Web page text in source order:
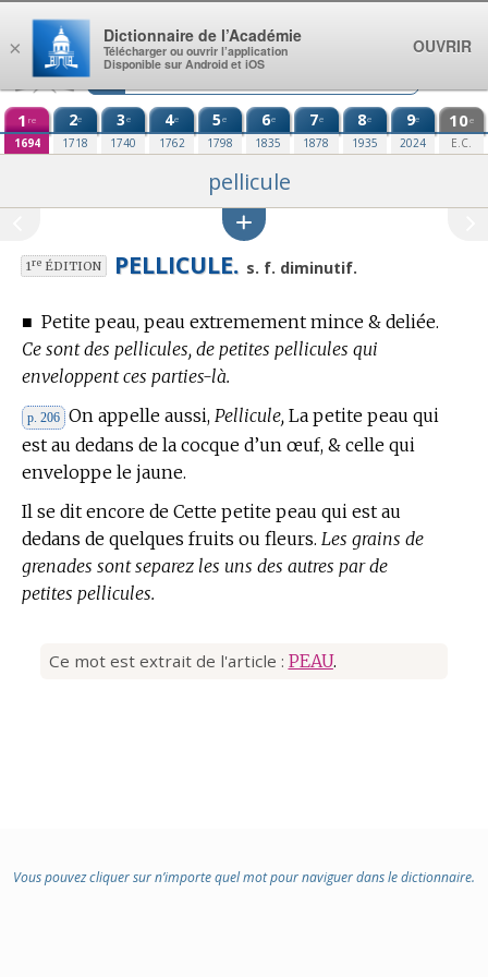
Aller au contenu
1 re
1694
2e
1718
3e
1740
4e
1762
5e
1798
6e
1835
7e
1878
8e
1935
9e
2024
10e
E.C.
pellicule
1reÉDITION PELLICULE. s. f. diminutif.
■ Petite peau, peau extremement mince & deliée.
Ce sont des pellicules, de petites pellicules qui
enveloppent ces parties-là.
p. 206 On appelle aussi, Pellicule, La petite peau qui
est au dedans de la cocque d’un œuf, & celle qui
enveloppe le jaune.
Il se dit encore de Cette petite peau qui est au
dedans de quelques fruits ou fleurs. Les grains de
grenades sont separez les uns des autres par de
petites pellicules.
Ce mot est extrait de l'article : PEAU.
Vous pouvez cliquer sur n’importe quel mot pour naviguer dans le dictionnaire.
×
Dictionnaire de l’Académie
Télécharger ou ouvrir l’application
Disponible sur Android et iOS
OUVRIR